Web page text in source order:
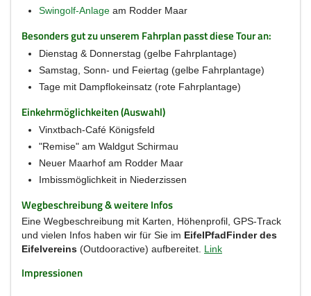
Swingolf-Anlage am Rodder Maar
Besonders gut zu unserem Fahrplan passt diese Tour an:
Dienstag & Donnerstag (gelbe Fahrplantage)
Samstag, Sonn- und Feiertag (gelbe Fahrplantage)
Tage mit Dampflokeinsatz (rote Fahrplantage)
Einkehrmöglichkeiten (Auswahl)
Vinxtbach-Café Königsfeld
"Remise" am Waldgut Schirmau
Neuer Maarhof am Rodder Maar
Imbissmöglichkeit in Niederzissen
Wegbeschreibung & weitere Infos
Eine Wegbeschreibung mit Karten, Höhenprofil, GPS-Track
und vielen Infos haben wir für Sie im EifelPfadFinder des
Eifelvereins (Outdooractive) aufbereitet. Link
Impressionen